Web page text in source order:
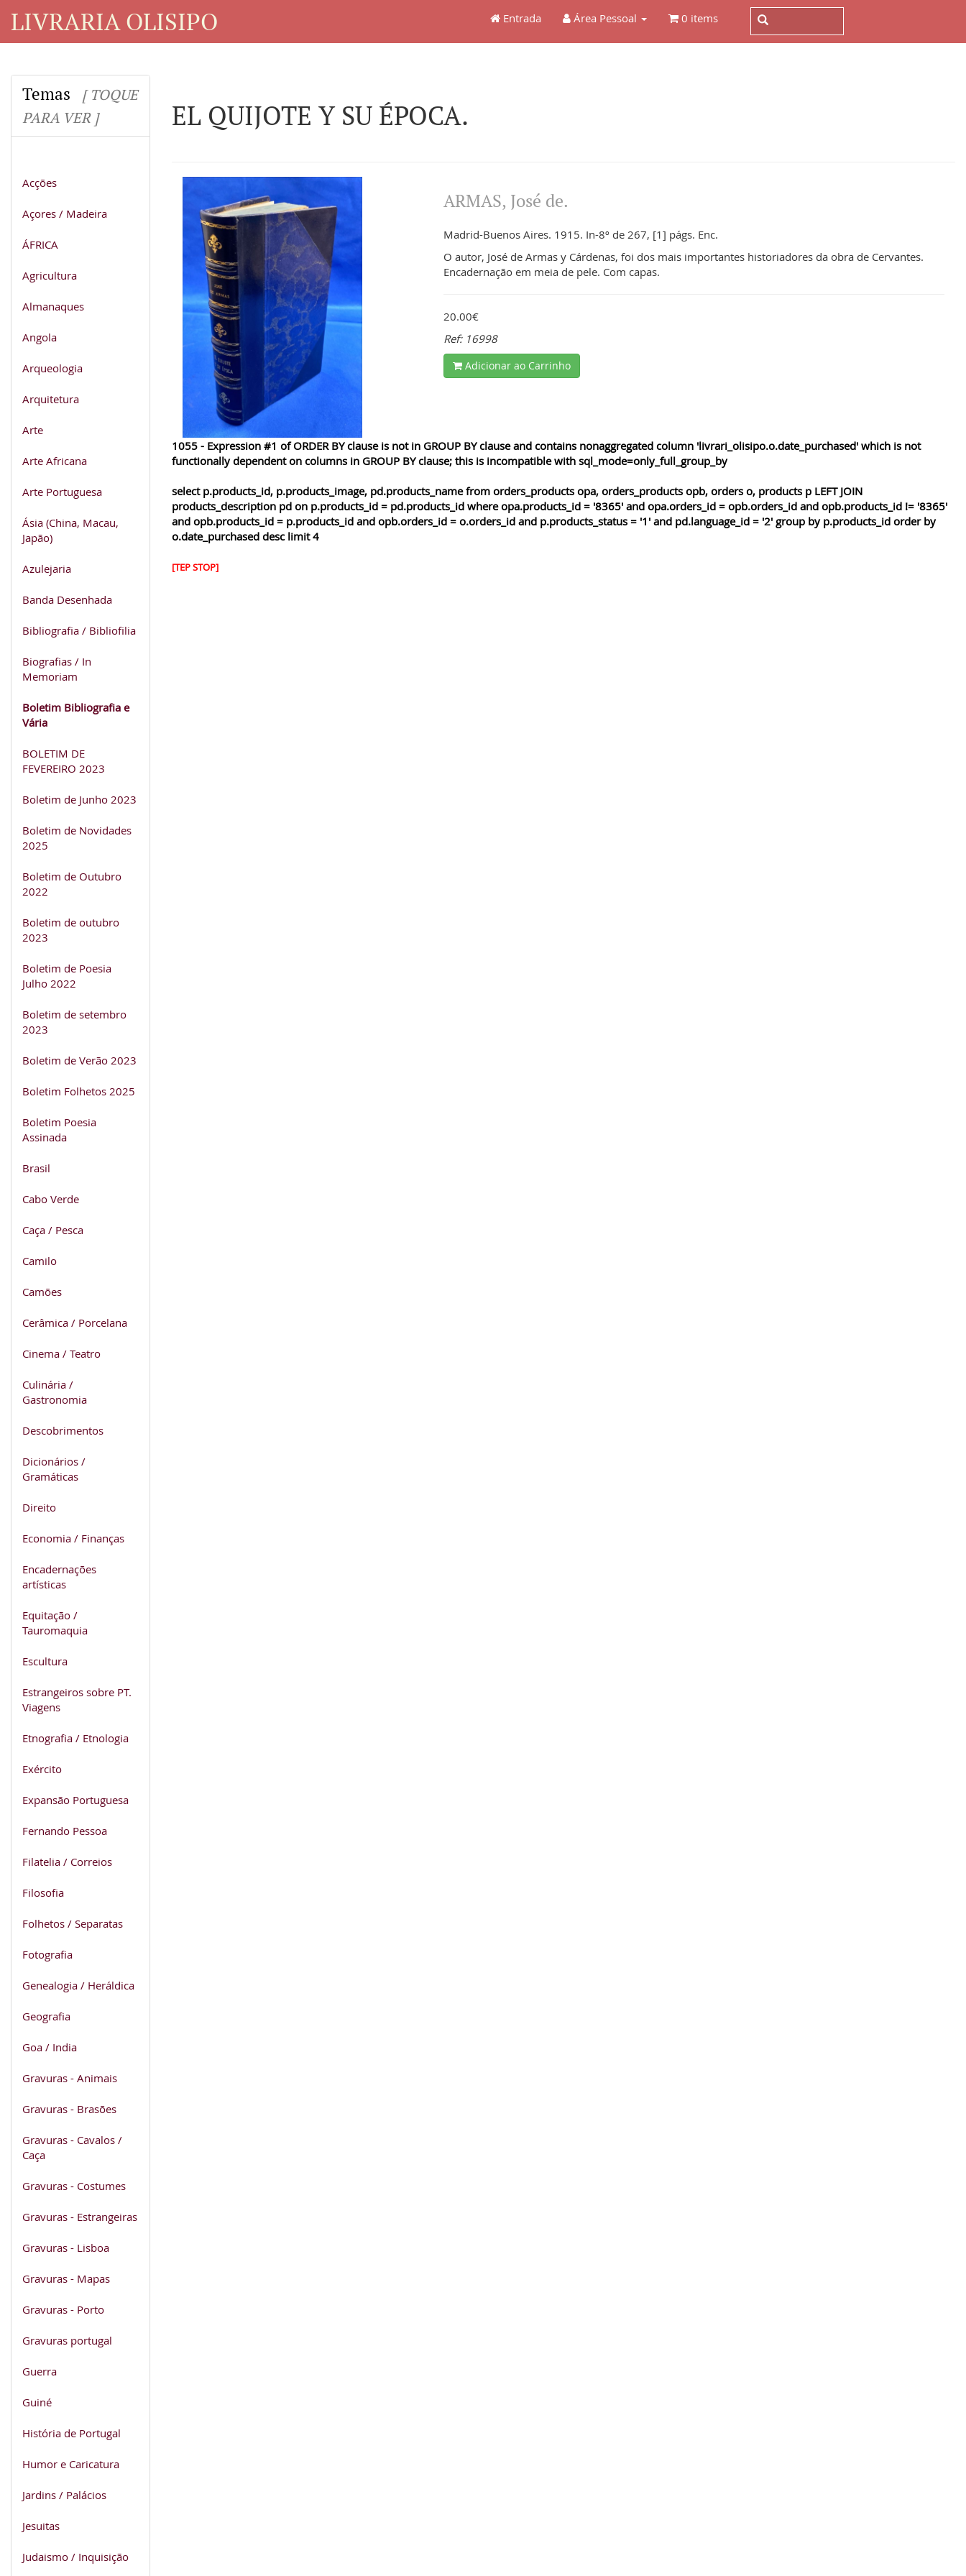
LIVRARIA OLISIPO Entrada Área Pessoal 0 items
Temas
[ TOQUE
PARA VER ]
Acções
Açores / Madeira
ÁFRICA
Agricultura
Almanaques
Angola
Arqueologia
Arquitetura
Arte
Arte Africana
Arte Portuguesa
Ásia (China, Macau,
Japão)
Azulejaria
Banda Desenhada
Bibliografia / Bibliofilia
Biografias / In
Memoriam
Boletim Bibliografia e
Vária
BOLETIM DE
FEVEREIRO 2023
Boletim de Junho 2023
Boletim de Novidades
2025
Boletim de Outubro
2022
Boletim de outubro
2023
Boletim de Poesia
Julho 2022
Boletim de setembro
2023
Boletim de Verão 2023
Boletim Folhetos 2025
Boletim Poesia
Assinada
Brasil
Cabo Verde
Caça / Pesca
Camilo
Camões
Cerâmica / Porcelana
Cinema / Teatro
Culinária /
Gastronomia
Descobrimentos
Dicionários /
Gramáticas
Direito
Economia / Finanças
Encadernações
artísticas
Equitação /
Tauromaquia
Escultura
Estrangeiros sobre PT.
Viagens
Etnografia / Etnologia
Exército
Expansão Portuguesa
Fernando Pessoa
Filatelia / Correios
Filosofia
Folhetos / Separatas
Fotografia
Genealogia / Heráldica
Geografia
Goa / India
Gravuras - Animais
Gravuras - Brasões
Gravuras - Cavalos /
Caça
Gravuras - Costumes
Gravuras - Estrangeiras
Gravuras - Lisboa
Gravuras - Mapas
Gravuras - Porto
Gravuras portugal
Guerra
Guiné
História de Portugal
Humor e Caricatura
Jardins / Palácios
Jesuitas
Judaismo / Inquisição
EL QUIJOTE Y SU ÉPOCA.
ARMAS, José de.
Madrid-Buenos Aires. 1915. In-8º de 267, [1] págs. Enc.
O autor, José de Armas y Cárdenas, foi dos mais importantes historiadores da obra de Cervantes.
Encadernação em meia de pele. Com capas.
20.00€
Ref: 16998
Adicionar ao Carrinho
1055 - Expression #1 of ORDER BY clause is not in GROUP BY clause and contains nonaggregated column 'livrari_olisipo.o.date_purchased' which is not
functionally dependent on columns in GROUP BY clause; this is incompatible with sql_mode=only_full_group_by
select p.products_id, p.products_image, pd.products_name from orders_products opa, orders_products opb, orders o, products p LEFT JOIN
products_description pd on p.products_id = pd.products_id where opa.products_id = '8365' and opa.orders_id = opb.orders_id and opb.products_id != '8365'
and opb.products_id = p.products_id and opb.orders_id = o.orders_id and p.products_status = '1' and pd.language_id = '2' group by p.products_id order by
o.date_purchased desc limit 4
[TEP STOP]